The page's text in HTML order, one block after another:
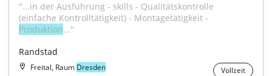
"...in der Ausführung - skills - Qualitätskontrolle
Produktion..."
Randstad
Freital, Raum Dresden Vollzeit